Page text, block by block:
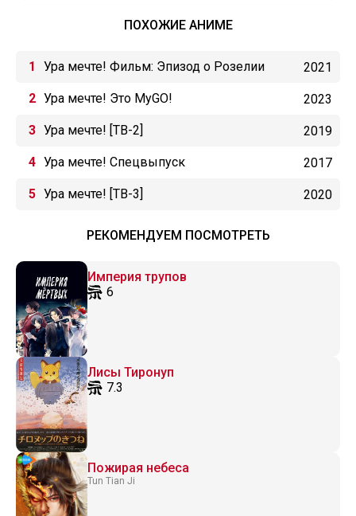
ПОХОЖИЕ АНИМЕ
Ура мечте! Фильм: Эпизод о Розелии 2021
Ура мечте! Это MyGO! 2023
Ура мечте! [ТВ-2] 2019
Ура мечте! Спецвыпуск 2017
Ура мечте! [ТВ-3] 2020
РЕКОМЕНДУЕМ ПОСМОТРЕТЬ
Империя трупов
6
Лисы Тиронуп
7.3
Пожирая небеса
Tun Tian Ji